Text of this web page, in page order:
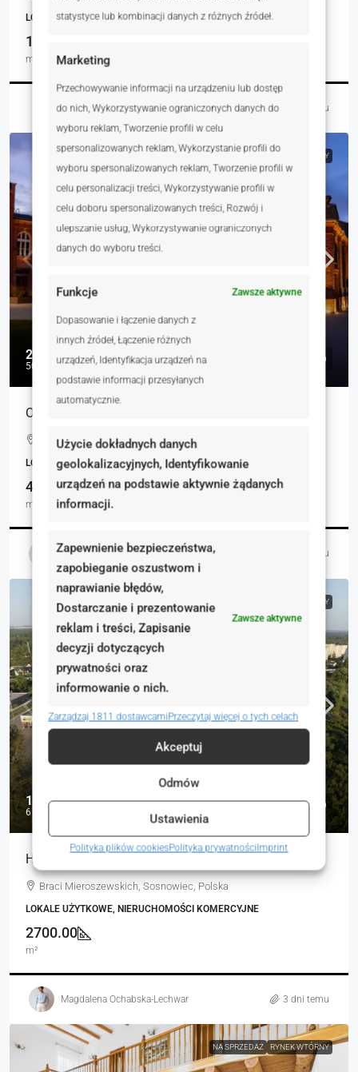
statystyce lub kombinacji danych z różnych źródeł.
Marketing
Przechowywanie informacji na urządzeniu lub dostęp
do nich, Wykorzystywanie ograniczonych danych do
wyboru reklam, Tworzenie profili w celu
spersonalizowanych reklam, Wykorzystanie profili do
wyboru spersonalizowanych reklam, Tworzenie profili w
celu personalizacji treści, Wykorzystywanie profili w
celu doboru spersonalizowanych treści, Rozwój i
ulepszanie usług, Wykorzystywanie ograniczonych
danych do wyboru treści.
Funkcje Zawsze aktywne
Dopasowanie i łączenie danych z
innych źródeł, Łączenie różnych
urządzeń, Identyfikacja urządzeń na
podstawie informacji przesyłanych
automatycznie.
Użycie dokładnych danych
geolokalizacyjnych, Identyfikowanie
urządzeń na podstawie aktywnie żądanych
informacji.
Zapewnienie bezpieczeństwa,
zapobieganie oszustwom i
naprawianie błędów,
Dostarczanie i prezentowanie
reklam i treści, Zapisanie
decyzji dotyczących
prywatności oraz
informowanie o nich.
Zawsze aktywne
Zarządzaj 1811 dostawcamiPrzeczytaj więcej o tych celach
Akceptuj
Odmów
Ustawienia
Polityka plików cookiesPolityka prywatnościImprint
LOKALE UŻYTKOWE, NIERUCHOMOŚCI KOMERCYJNE
1530.00
m²
Łukasz Czaja 3 dni temu
NA SPRZEDAŻ RYNEK WTÓRNY
22 150 000 zł
50 000 zł
Obiekt premium/ warszawska Praga
Szwedzka, Warszawa, Polska
LOKALE UŻYTKOWE, NIERUCHOMOŚCI KOMERCYJNE
443.00
m²
Magdalena Ochabska-Lechwar 3 dni temu
RYNEK WTÓRNY
18 800 000 zł
6 963 zł
Hala Produkcyjna z zapleczem na sprzedaż
Braci Mieroszewskich, Sosnowiec, Polska
LOKALE UŻYTKOWE, NIERUCHOMOŚCI KOMERCYJNE
2700.00
m²
Magdalena Ochabska-Lechwar 3 dni temu
NA SPRZEDAŻ RYNEK WTÓRNY